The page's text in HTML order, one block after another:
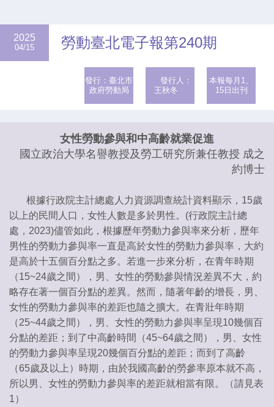
2025
04/15 勞動臺北電子報第240期
發行：臺北市
政府勞動局
發行人：
王秋冬
本報每月1、
15日出刊
女性勞動參與和中高齡就業促進
國立政治大學名譽教授及勞工研究所兼任教授 成之
約博士
根據行政院主計總處人力資源調查統計資料顯示，15歲
以上的民間人口，女性人數是多於男性。(行政院主計總
處，2023)儘管如此，根據歷年勞動力參與率來分析，歷年
男性的勞動力參與率一直是高於女性的勞動力參與率，大約
是高於十五個百分點之多。若進一步來分析，在青年時期
（15~24歲之間），男、女性的勞動參與情況差異不大，約
略存在著一個百分點的差異。然而，隨著年齡的增長，男、
女性的勞動力參與率的差距也隨之擴大。在青壯年時期
（25~44歲之間），男、女性的勞動力參與率呈現10幾個百
分點的差距；到了中高齡時間（45~64歲之間），男、女性
的勞動力參與率呈現20幾個百分點的差距；而到了高齡
（65歲及以上）時期，由於我國高齡的勞參率原本就不高，
所以男、女性的勞動力參與率的差距就相當有限。（請見表
1）